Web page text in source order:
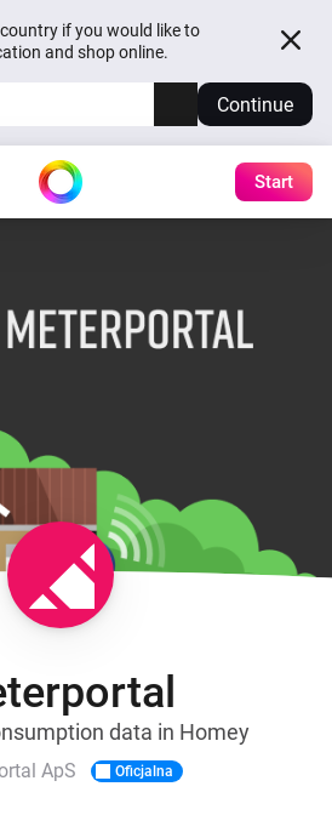
if you would like to
and shop online.
Continue
Start
data in Homey
ApS Oficjalna